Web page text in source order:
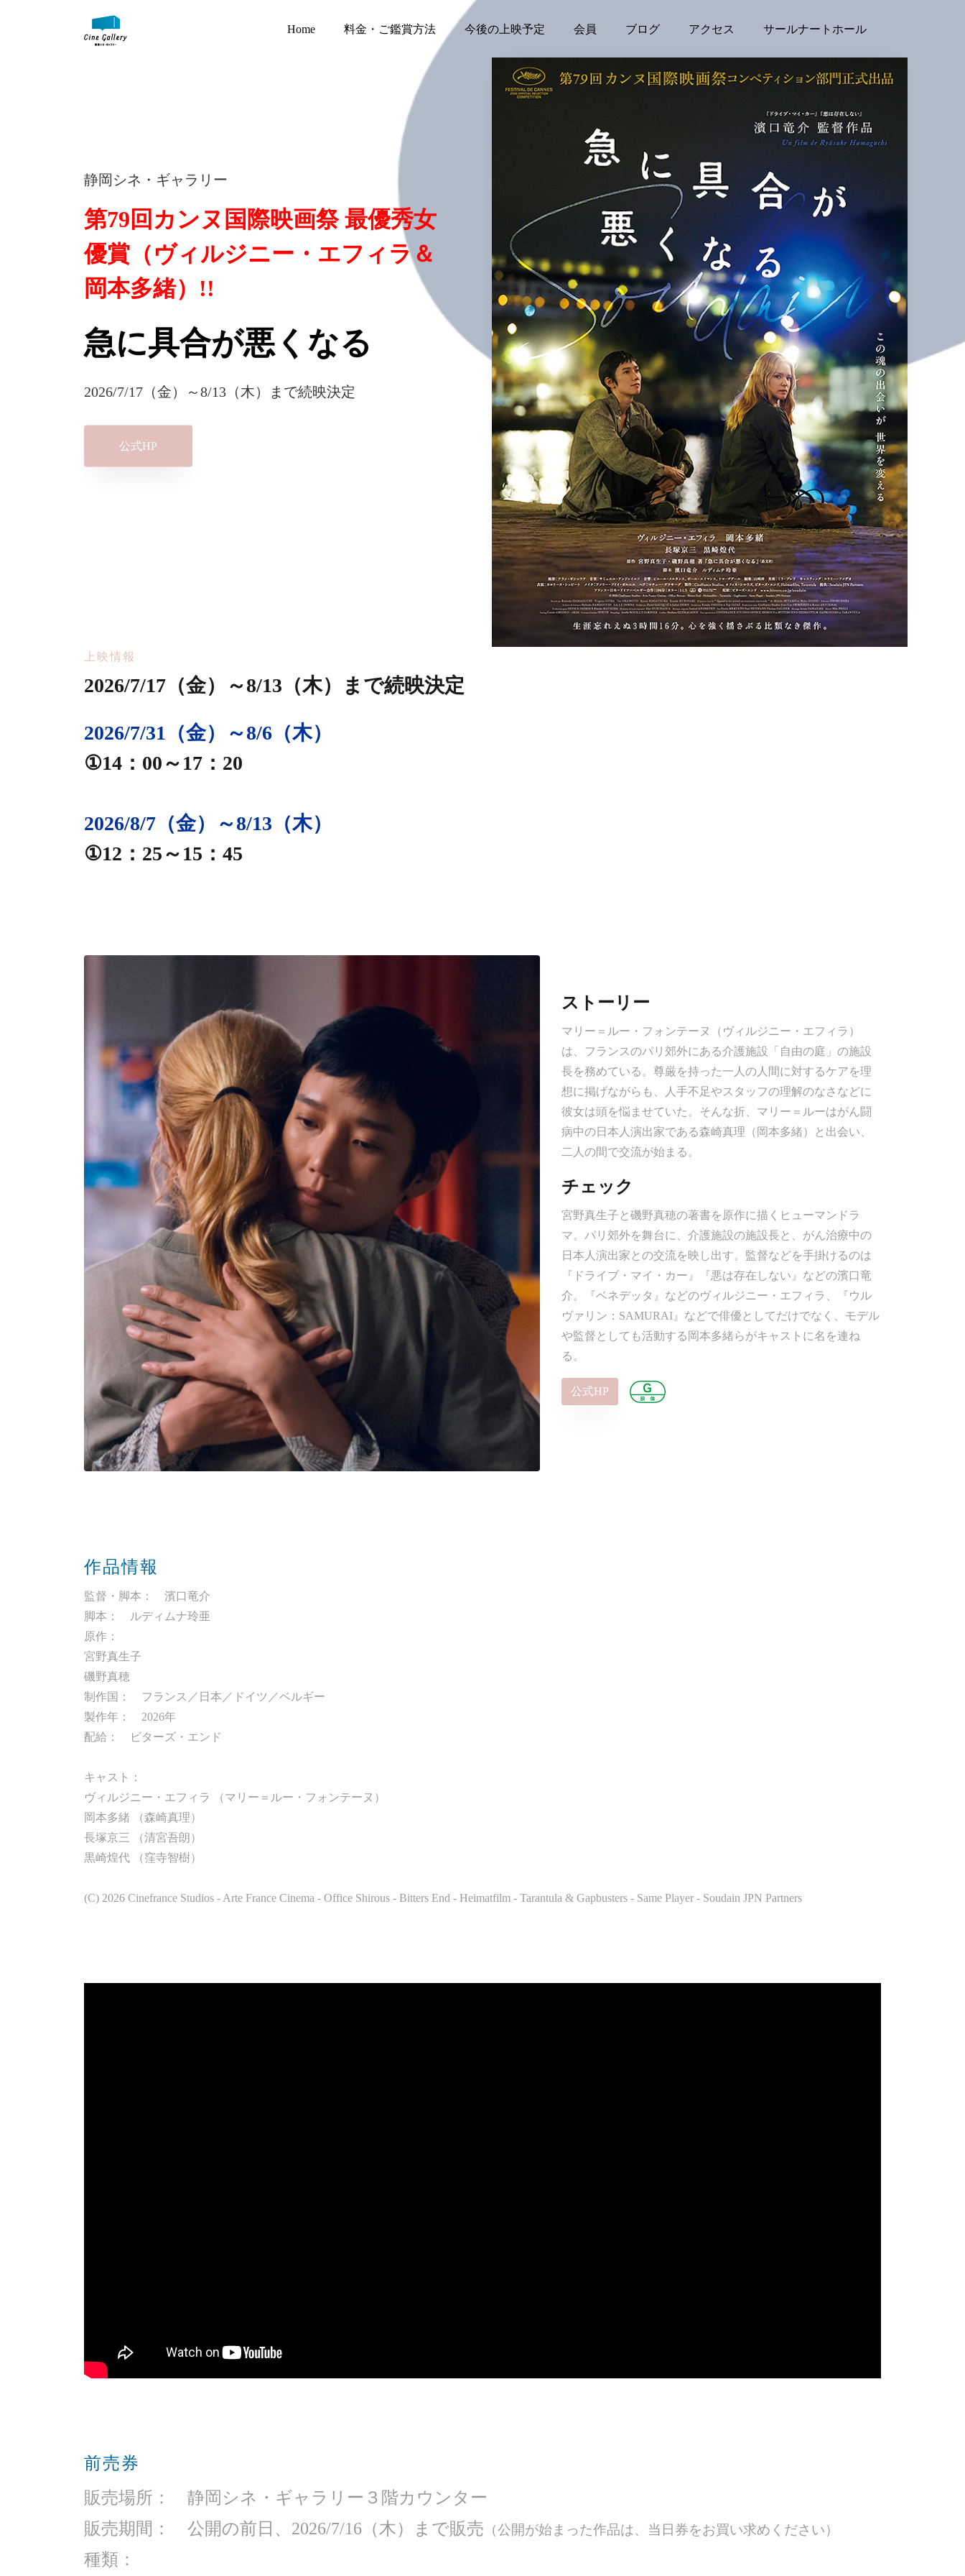
Home 料金・ご鑑賞方法 今後の上映予定 会員 ブログ アクセス サールナートホール
静岡シネ・ギャラリー
第79回カンヌ国際映画祭 最優秀女
優賞（ヴィルジニー・エフィラ＆
岡本多緒）!!
急に具合が悪くなる
2026/7/17（金）～8/13（木）まで続映決定
公式HP
静岡シネ・ギャラリー
第79回カンヌ国際映画祭 最優秀女
2026/7/17（金）～8/13（木）まで続映決定
公式HP
上映情報
2026/7/17（金）～8/13（木）まで続映決定
2026/7/31（金）～8/6（木）
①14：00～17：20
2026/8/7（金）～8/13（木）
①12：25～15：45
ストーリー
マリー＝ルー・フォンテーヌ（ヴィルジニー・エフィラ）
は、フランスのパリ郊外にある介護施設「自由の庭」の施設
長を務めている。尊厳を持った一人の人間に対するケアを理
想に掲げながらも、人手不足やスタッフの理解のなさなどに
彼女は頭を悩ませていた。そんな折、マリー＝ルーはがん闘
病中の日本人演出家である森崎真理（岡本多緒）と出会い、
二人の間で交流が始まる。
チェック
宮野真生子と磯野真穂の著書を原作に描くヒューマンドラ
マ。パリ郊外を舞台に、介護施設の施設長と、がん治療中の
日本人演出家との交流を映し出す。監督などを手掛けるのは
『ドライブ・マイ・カー』『悪は存在しない』などの濱口竜
介。『ベネデッタ』などのヴィルジニー・エフィラ、『ウル
ヴァリン：SAMURAI』などで俳優としてだけでなく、モデル
や監督としても活動する岡本多緒らがキャストに名を連ね
る。
公式HP
作品情報
監督・脚本： 濱口竜介
脚本： ルディムナ玲亜
原作：
宮野真生子
磯野真穂
制作国： フランス／日本／ドイツ／ベルギー
製作年： 2026年
配給： ビターズ・エンド
キャスト：
ヴィルジニー・エフィラ （マリー＝ルー・フォンテーヌ）
岡本多緒 （森崎真理）
長塚京三 （清宮吾朗）
黒崎煌代 （窪寺智樹）
(C) 2026 Cinefrance Studios - Arte France Cinema - Office Shirous - Bitters End - Heimatfilm - Tarantula & Gapbusters - Same Player - Soudain JPN Partners
前売券
販売場所： 静岡シネ・ギャラリー３階カウンター
販売期間： 公開の前日、2026/7/16（木）まで販売 （公開が始まった作品は、当日券をお買い求めください）
種類：